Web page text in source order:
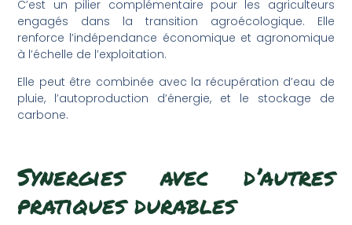
C’est un pilier complémentaire pour les agriculteurs
engagés dans la transition agroécologique. Elle
renforce l’indépendance économique et agronomique
à l’échelle de l’exploitation.
Elle peut être combinée avec la récupération d’eau de
pluie, l’autoproduction d’énergie, et le stockage de
carbone.
Synergies avec d’autres
pratiques durables